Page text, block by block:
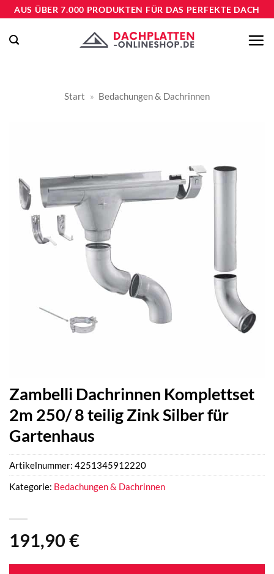
Zum
springen
AUS ÜBER 7.000 PRODUKTEN FÜR DAS PERFEKTE DACH
Start » Bedachungen & Dachrinnen
Zambelli Dachrinnen Komplettset
2m 250/ 8 teilig Zink Silber für
Gartenhaus
191,90 €
Artikelnummer: 4251345912220
Kategorie: Bedachungen & Dachrinnen